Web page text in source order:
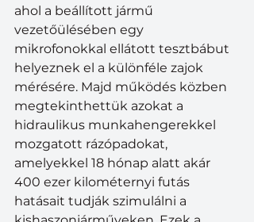
ahol a beállított jármű
vezetőülésében egy
mikrofonokkal ellátott tesztbábut
helyeznek el a különféle zajok
mérésére. Majd működés közben
megtekinthettük azokat a
hidraulikus munkahengerekkel
mozgatott rázópadokat,
amelyekkel 18 hónap alatt akár
400 ezer kilométernyi futás
hatásait tudják szimulálni a